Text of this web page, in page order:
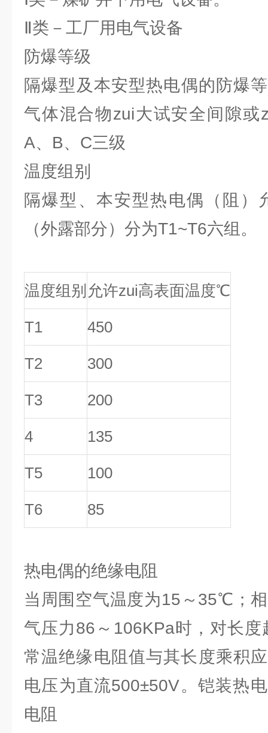
Ⅱ类－工厂用电气设备
防爆等级
隔爆型及本安型热电偶的防爆
气体混合物zui大试安全间隙或
A、B、C三级
温度组别
隔爆型、本安型热电偶（阻）
（外露部分）分为T1~T6六组。
温度组别 允许zui高表面温度℃
T1 450
T2 300
T3 200
4 135
T5 100
T6 85
热电偶的绝缘电阻
当周围空气温度为15～35℃；
气压力86～106KPa时，对长
常温绝缘电阻值与其长度乘积
电压为直流500±50V。铠装热
电阻